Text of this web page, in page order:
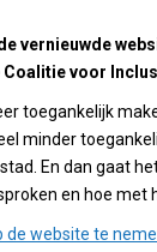
vernieuwde
voor
toegankelijk
minder
En dan gaat
en hoe met
de website te